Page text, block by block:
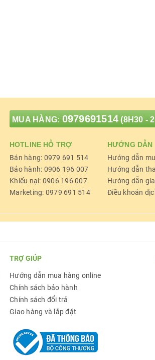
MUA HÀNG: 0979691514 (8H30 -
HOTLINE HỖ TRỢ
Bán hàng: 0979 691 514
Bảo hành: 0906 196 007
Khiếu nại: 0906 196 007
Marketing: 0979 691 514
HƯỚNG DẪN
Hướng dẫn
Hướng dẫn
Hướng dẫn
Điều khoản
TRỢ GIÚP
Hướng dẫn mua hàng online
Chính sách bảo hành
Chính sách đổi trả
Giao hàng và lắp đặt